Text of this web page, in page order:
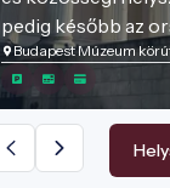
pedig később az
felsőházának is
múzeum ma is
nemzeti örökség
történelmi tudás
emlékezet ápolását.
Budapest Múzeum